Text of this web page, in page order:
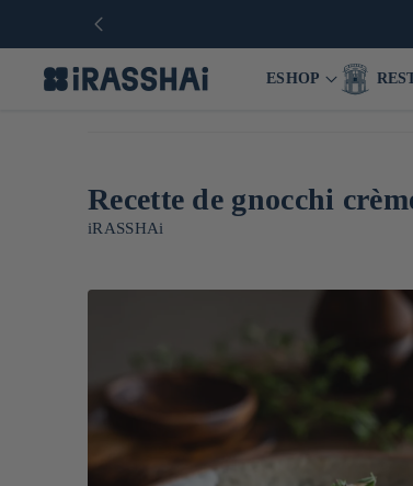
ESHOP
Recette de gnocchi
iRASSHAi